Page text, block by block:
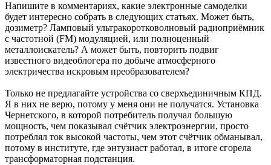
Напишите в комментариях, какие электронные самоделки
будет интересно собрать в следующих статьях. Может быть,
дозиметр? Ламповый ультракоротковолновый радиоприёмник
с частотной (FM) модуляцией, или полноценный
металлоискатель? А может быть, повторить подвиг
известного видеоблогера по добыче атмосферного
электричества искровым преобразователем?
Только не предлагайте устройства со сверхъединичным КПД.
Я в них не верю, потому у меня они не получатся. Установка
Чернетского, в которой потребитель получал большую
мощность, чем показывал счётчик электроэнергии, просто
потреблял ток высокой частоты, чем этот счётчик обманывал,
потому в институте, где энтузиаст работал, в итоге сгорела
трансформаторная подстанция.